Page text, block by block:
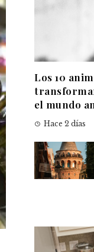
Los 10
el mundo
Hace 2 días